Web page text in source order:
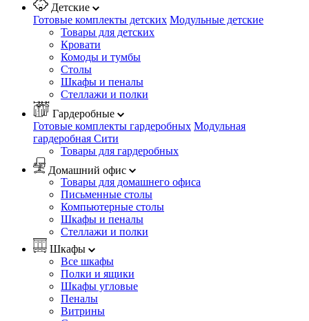
Детские
Готовые комплекты детских Модульные детские
Товары для детских
Кровати
Комоды и тумбы
Столы
Шкафы и пеналы
Стеллажи и полки
Гардеробные
Готовые комплекты гардеробных Модульная
гардеробная Сити
Товары для гардеробных
Домашний офис
Товары для домашнего офиса
Письменные столы
Компьютерные столы
Шкафы и пеналы
Стеллажи и полки
Шкафы
Все шкафы
Полки и ящики
Шкафы угловые
Пеналы
Витрины